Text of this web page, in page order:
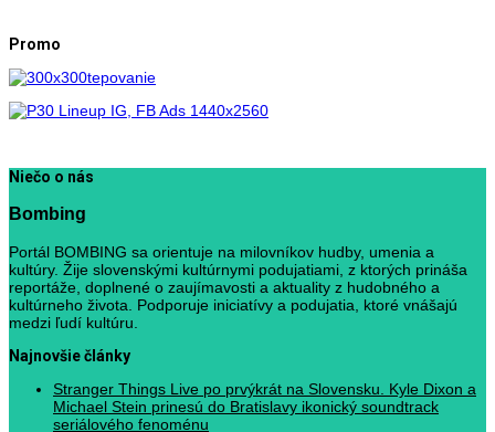
Promo
Niečo o nás
Bombing
Portál BOMBING sa orientuje na milovníkov hudby, umenia a
kultúry. Žije slovenskými kultúrnymi podujatiami, z ktorých prináša
reportáže, doplnené o zaujímavosti a aktuality z hudobného a
kultúrneho života. Podporuje iniciatívy a podujatia, ktoré vnášajú
medzi ľudí kultúru.
Najnovšie články
Stranger Things Live po prvýkrát na Slovensku. Kyle Dixon a
Michael Stein prinesú do Bratislavy ikonický soundtrack
seriálového fenoménu